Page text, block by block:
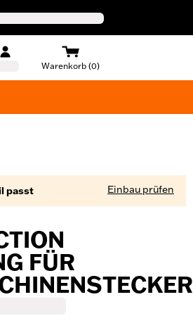
Warenkorb (0)
passt Einbau prüfen
FÜR